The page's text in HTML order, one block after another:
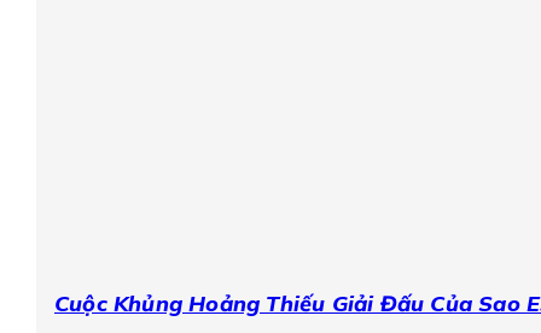
Cuộc Khủng Hoảng Thiếu Giải Đấu Của Sao